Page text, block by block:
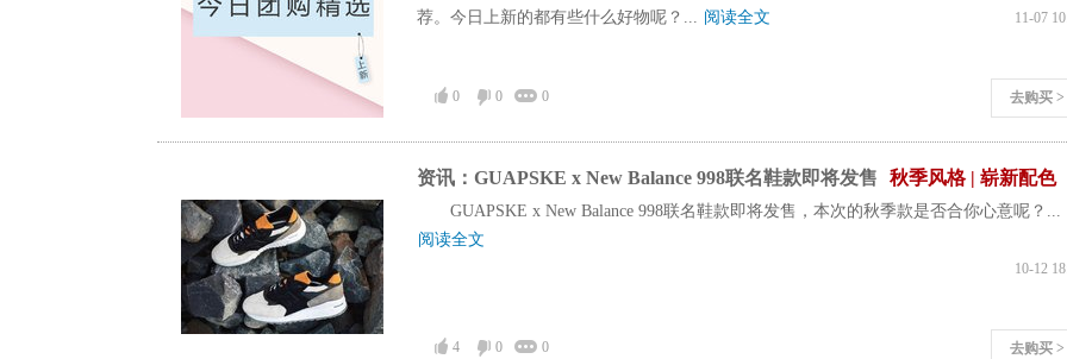
荐。今日上新的都有些什么好物呢？... 阅读全文 11-07
去购买 >
0 0 0
资讯：GUAPSKE x New Balance 998联名鞋款即将发售 秋季风格 | 崭新配色
GUAPSKE x New Balance 998联名鞋款即将发售，本次的秋季款是否合你心意呢？...
阅读全文
10-12
去购买 >
4 0 0